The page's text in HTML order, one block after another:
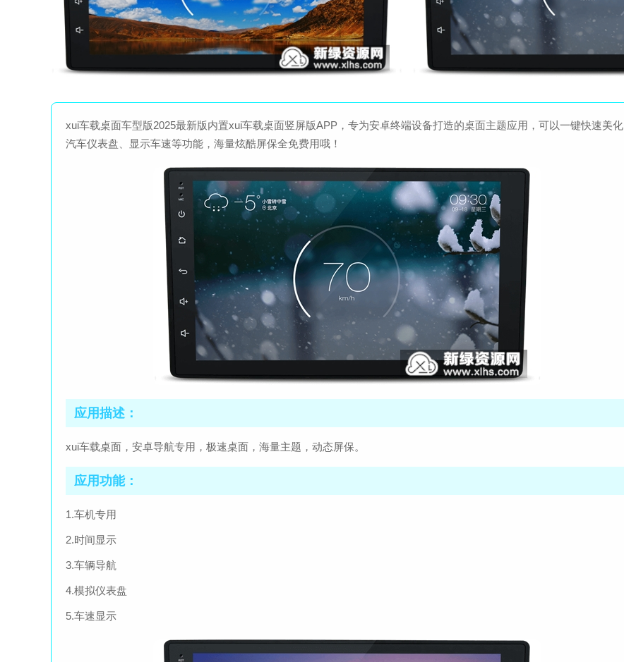
xui车载桌面车型版2025最新版内置xui车载桌面竖屏版APP，专为安卓终端设备打造的桌面主题应用，可以一键快速美化
汽车仪表盘、显示车速等功能，海量炫酷屏保全免费用哦！
应用描述：
xui车载桌面，安卓导航专用，极速桌面，海量主题，动态屏保。
应用功能：
1.车机专用
2.时间显示
3.车辆导航
4.模拟仪表盘
5.车速显示